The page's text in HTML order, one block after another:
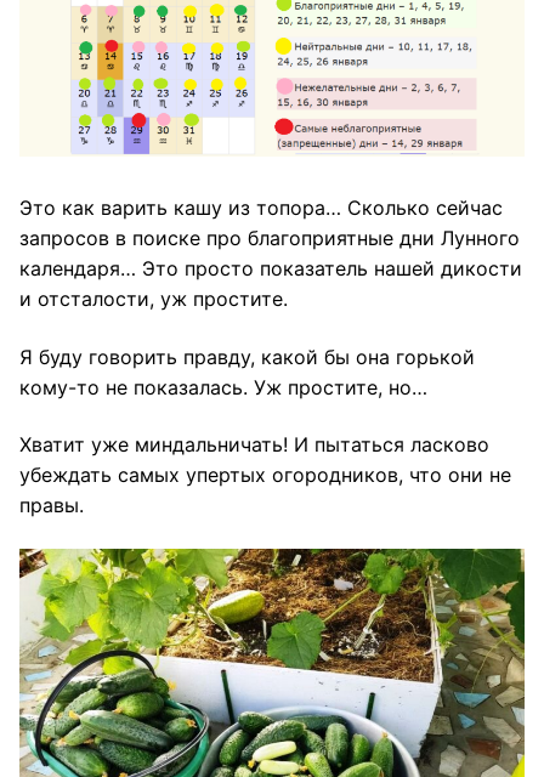
Это как варить кашу из топора… Сколько сейчас
запросов в поиске про благоприятные дни Лунного
календаря… Это просто показатель нашей дикости
и отсталости, уж простите.
Я буду говорить правду, какой бы она горькой
кому-то не показалась. Уж простите, но…
Хватит уже миндальничать! И пытаться ласково
убеждать самых упертых огородников, что они не
правы.